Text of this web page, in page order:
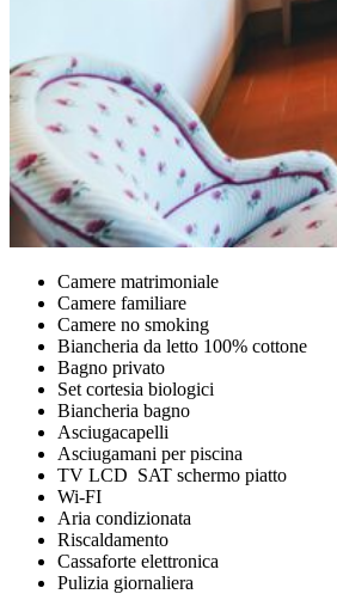
Camere matrimoniale
Camere familiare
Camere no smoking
Biancheria da letto 100% cottone
Bagno privato
Set cortesia biologici
Biancheria bagno
Asciugacapelli
Asciugamani per piscina
TV LCD SAT schermo piatto
Wi-FI
Aria condizionata
Riscaldamento
Cassaforte elettronica
Pulizia giornaliera